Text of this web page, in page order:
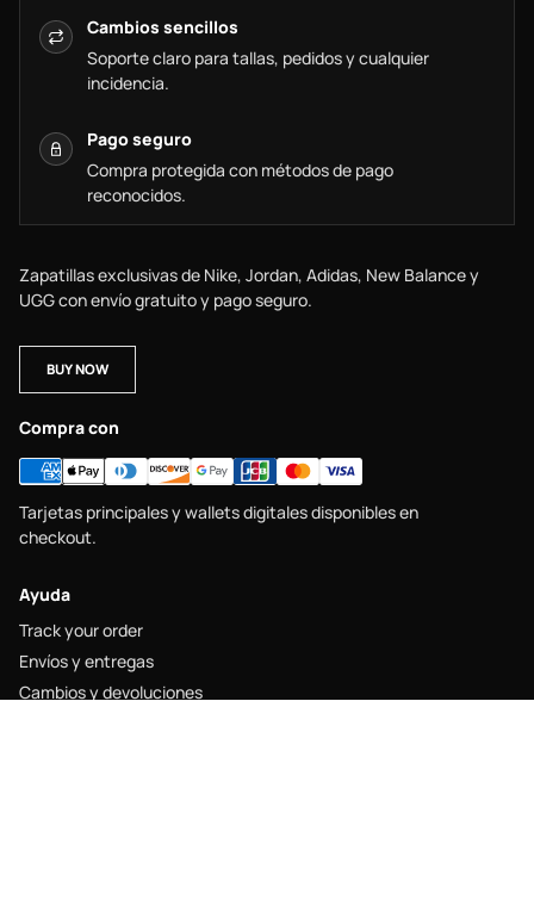
Cambios sencillos
Soporte claro para tallas, pedidos y cualquier
incidencia.
Pago seguro
Compra protegida con métodos de pago
reconocidos.
Zapatillas exclusivas de Nike, Jordan, Adidas, New Balance y
UGG con envío gratuito y pago seguro.
BUY NOW
Compra con
Tarjetas principales y wallets digitales disponibles en
checkout.
Ayuda
Track your order
Envíos y entregas
Cambios y devoluciones